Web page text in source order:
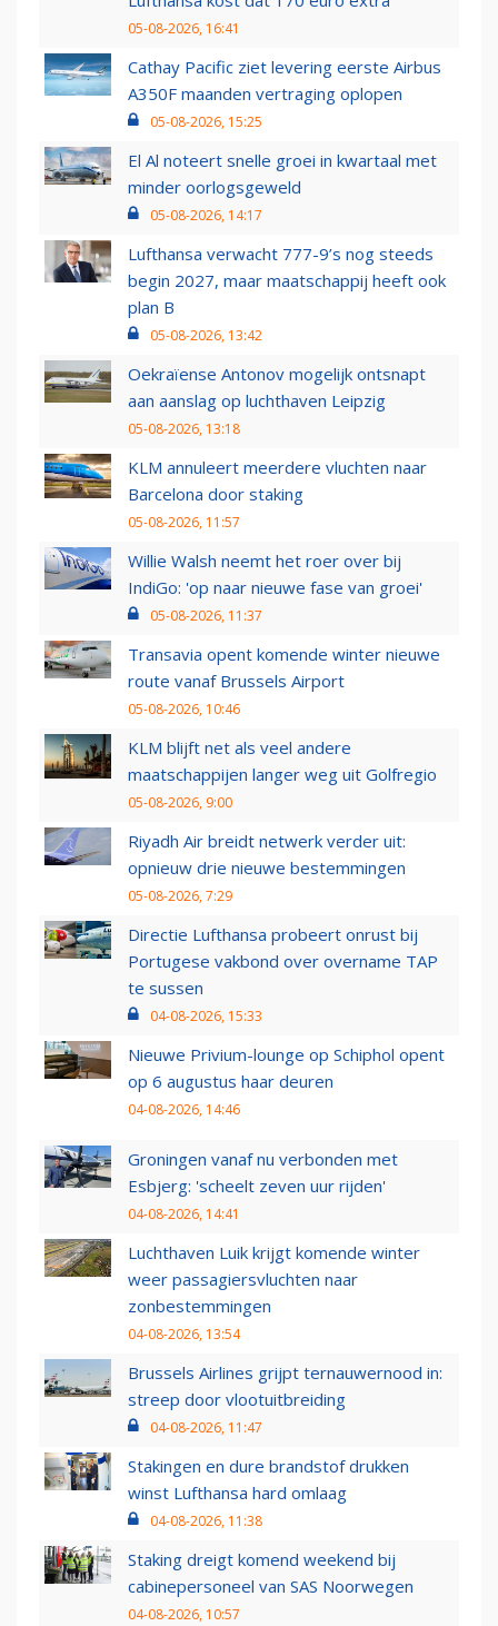
05-08-2026, 16:41
Cathay Pacific ziet levering eerste Airbus
A350F maanden vertraging oplopen
05-08-2026, 15:25
El Al noteert snelle groei in kwartaal met
minder oorlogsgeweld
05-08-2026, 14:17
Lufthansa verwacht 777-9’s nog steeds
begin 2027, maar maatschappij heeft ook
plan B
05-08-2026, 13:42
Oekraïense Antonov mogelijk ontsnapt
aan aanslag op luchthaven Leipzig
05-08-2026, 13:18
KLM annuleert meerdere vluchten naar
Barcelona door staking
05-08-2026, 11:57
Willie Walsh neemt het roer over bij
IndiGo: 'op naar nieuwe fase van groei'
05-08-2026, 11:37
Transavia opent komende winter nieuwe
route vanaf Brussels Airport
05-08-2026, 10:46
KLM blijft net als veel andere
maatschappijen langer weg uit Golfregio
05-08-2026, 9:00
Riyadh Air breidt netwerk verder uit:
opnieuw drie nieuwe bestemmingen
05-08-2026, 7:29
Directie Lufthansa probeert onrust bij
Portugese vakbond over overname TAP
te sussen
04-08-2026, 15:33
Nieuwe Privium-lounge op Schiphol opent
op 6 augustus haar deuren
04-08-2026, 14:46
Groningen vanaf nu verbonden met
Esbjerg: 'scheelt zeven uur rijden'
04-08-2026, 14:41
Luchthaven Luik krijgt komende winter
weer passagiersvluchten naar
zonbestemmingen
04-08-2026, 13:54
Brussels Airlines grijpt ternauwernood in:
streep door vlootuitbreiding
04-08-2026, 11:47
Stakingen en dure brandstof drukken
winst Lufthansa hard omlaag
04-08-2026, 11:38
Staking dreigt komend weekend bij
cabinepersoneel van SAS Noorwegen
04-08-2026, 10:57